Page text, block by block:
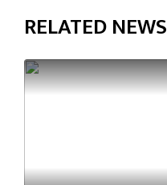
RELATED NEWS